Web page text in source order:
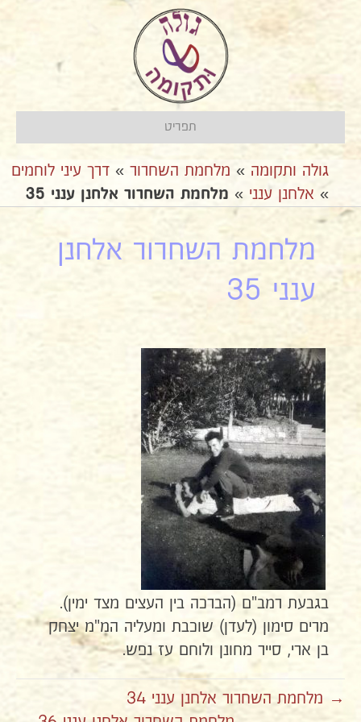
תפריט
גולה ותקומה » מלחמת השחרור » דרך עיני לוחמים
» אלחנן ענני » מלחמת השחרור אלחנן ענני 35
מלחמת השחרור אלחנן
ענני 35
בגבעת רמב"ם (הברכה בין העצים מצד ימין).
מרים סימון (לעדן) שוכבת ומעליה המ"מ יצחק
בן ארי, סייר מחונן ולוחם עז נפש.
→ מלחמת השחרור אלחנן ענני 34